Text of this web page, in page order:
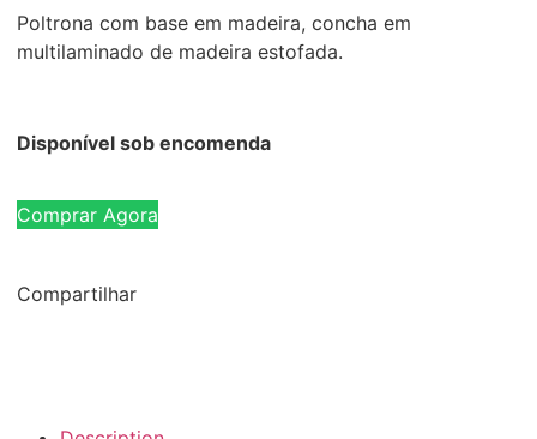
Poltrona com base em madeira, concha em
multilaminado de madeira estofada.
Disponível sob encomenda
Comprar Agora
Compartilhar